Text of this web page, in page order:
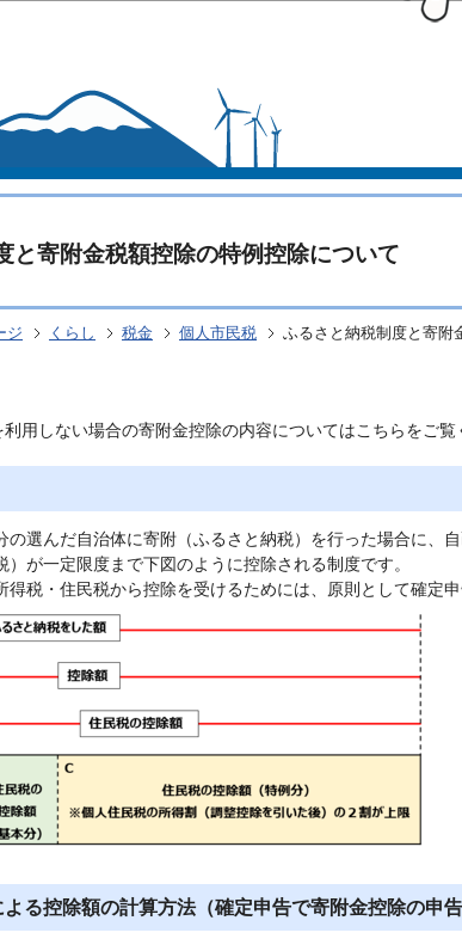
と寄附金税額控除の特例控除について
ジ くらし 税金 個人市民税 ふるさと納税制度と寄附
用しない場合の寄附金控除の内容についてはこちらをご覧
の選んだ自治体に寄附（ふるさと納税）を行った場合に、
が一定限度まで下図のように控除される制度です。
得税・住民税から控除を受けるためには、原則として確定申
る控除額の計算方法（確定申告で寄附金控除の申告